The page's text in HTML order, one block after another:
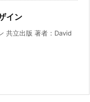
イン
共立出版 著者：David